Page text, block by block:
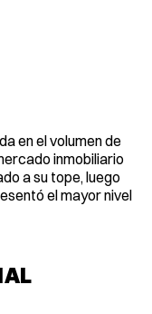
en el volumen de
inmobiliario
a su tope, luego
el mayor nivel